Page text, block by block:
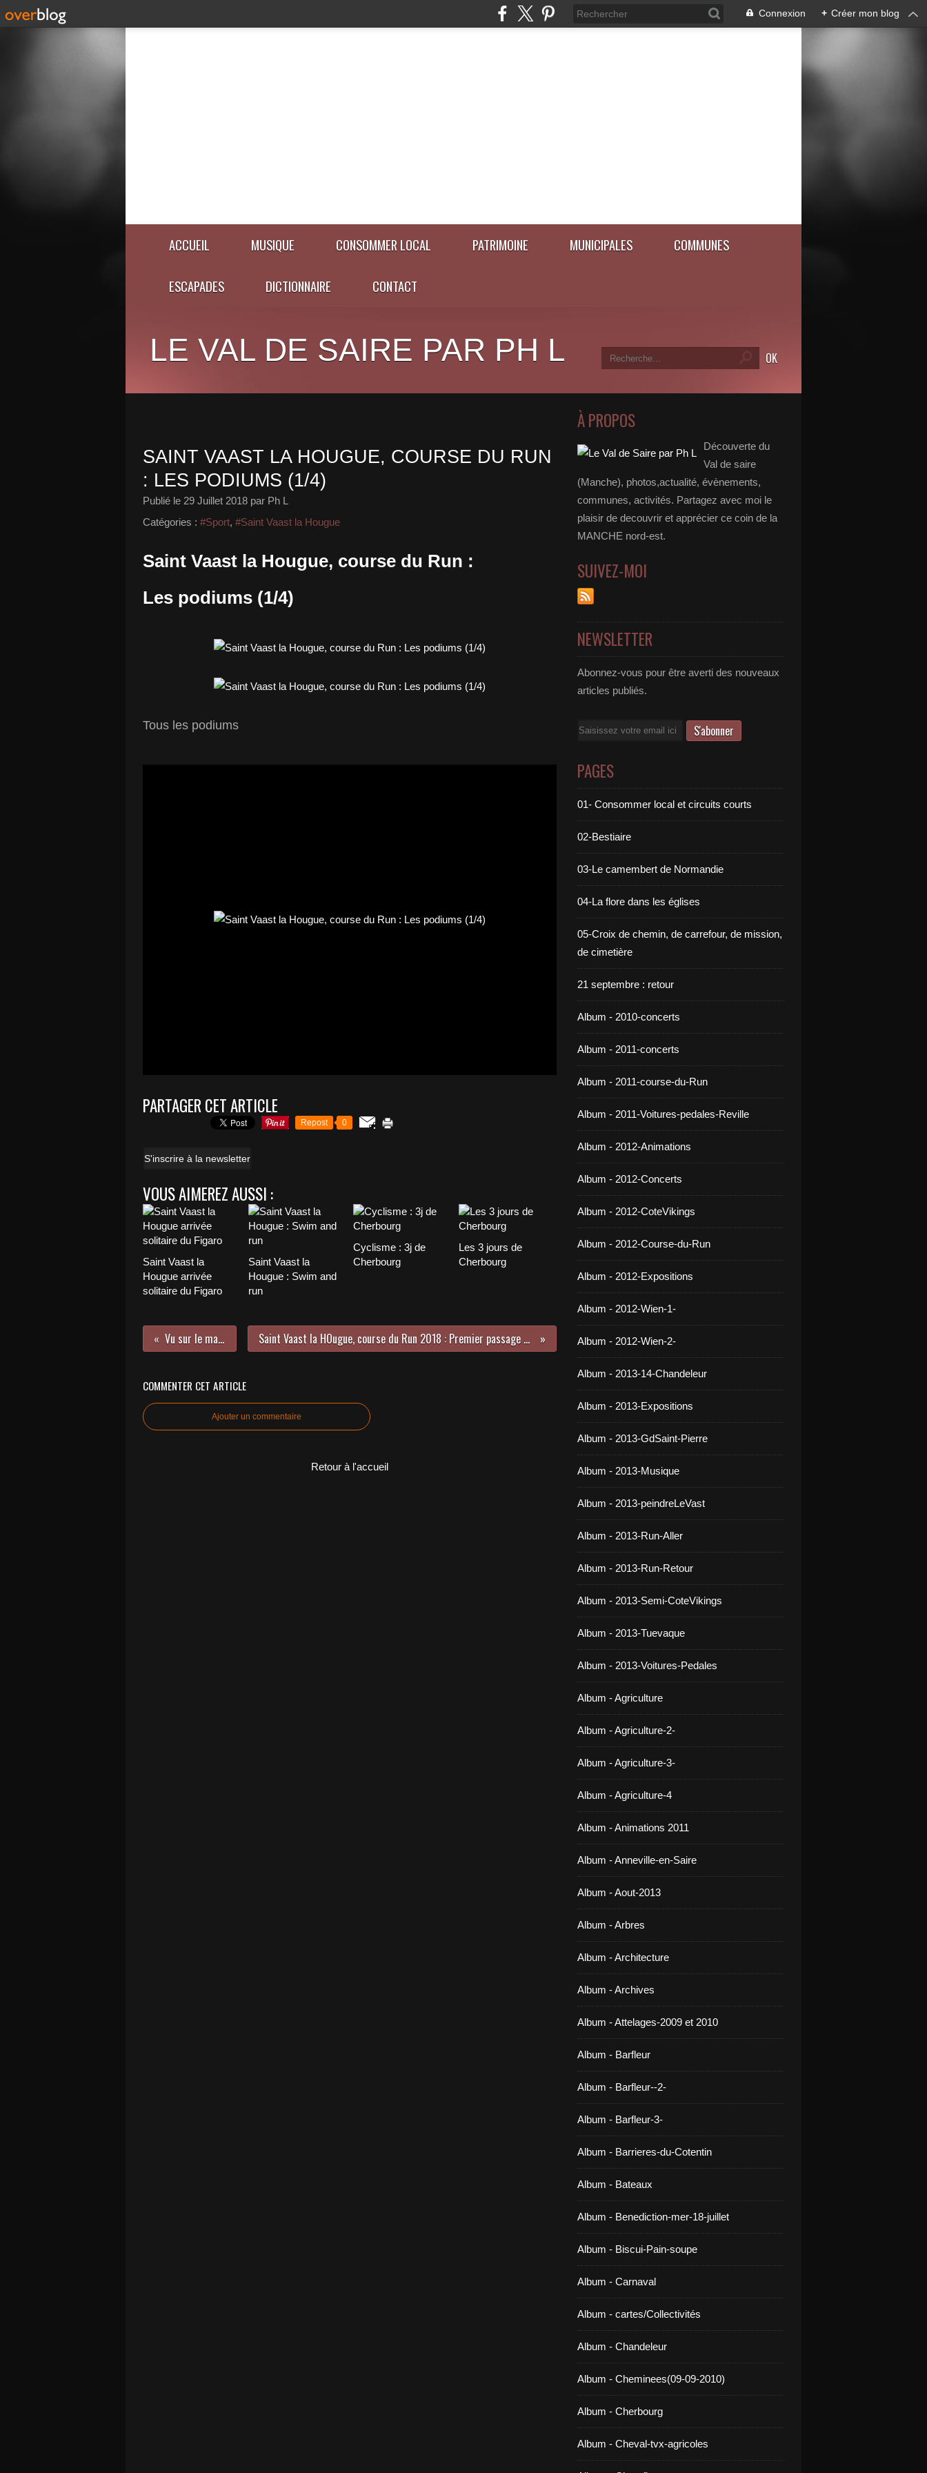
Connexion + Créer mon blog
ACCUEIL MUSIQUE CONSOMMER LOCAL PATRIMOINE MUNICIPALES COMMUNES
ESCAPADES DICTIONNAIRE CONTACT
LE VAL DE SAIRE PAR PH L
SAINT VAAST LA HOUGUE, COURSE DU RUN
: LES PODIUMS (1/4)
Publié le 29 Juillet 2018 par Ph L
Catégories : #Sport, #Saint Vaast la Hougue
Saint Vaast la Hougue, course du Run :
Les podiums (1/4)
Tous les podiums
PARTAGER CET ARTICLE
Repost 0
S'inscrire à la newsletter
VOUS AIMEREZ AUSSI :
Saint Vaast la
Hougue arrivée
solitaire du Figaro
Saint Vaast la
Hougue : Swim and
run
Cyclisme : 3j de
Cherbourg
Les 3 jours de
Cherbourg
Vu sur le marché Saint Vaast la HOugue, course du Run 2018 : Premier passage du Run (2/(4)
COMMENTER CET ARTICLE
Ajouter un commentaire
Retour à l'accueil
À PROPOS
Découverte du
Val de saire
(Manche), photos,actualité, évènements,
communes, activités. Partagez avec moi le
plaisir de decouvrir et apprécier ce coin de la
MANCHE nord-est.
SUIVEZ-MOI
NEWSLETTER
Abonnez-vous pour être averti des nouveaux
articles publiés.
Email
PAGES
01- Consommer local et circuits courts
02-Bestiaire
03-Le camembert de Normandie
04-La flore dans les églises
05-Croix de chemin, de carrefour, de mission,
de cimetière
21 septembre : retour
Album - 2010-concerts
Album - 2011-concerts
Album - 2011-course-du-Run
Album - 2011-Voitures-pedales-Reville
Album - 2012-Animations
Album - 2012-Concerts
Album - 2012-CoteVikings
Album - 2012-Course-du-Run
Album - 2012-Expositions
Album - 2012-Wien-1-
Album - 2012-Wien-2-
Album - 2013-14-Chandeleur
Album - 2013-Expositions
Album - 2013-GdSaint-Pierre
Album - 2013-Musique
Album - 2013-peindreLeVast
Album - 2013-Run-Aller
Album - 2013-Run-Retour
Album - 2013-Semi-CoteVikings
Album - 2013-Tuevaque
Album - 2013-Voitures-Pedales
Album - Agriculture
Album - Agriculture-2-
Album - Agriculture-3-
Album - Agriculture-4
Album - Animations 2011
Album - Anneville-en-Saire
Album - Aout-2013
Album - Arbres
Album - Architecture
Album - Archives
Album - Attelages-2009 et 2010
Album - Barfleur
Album - Barfleur--2-
Album - Barfleur-3-
Album - Barrieres-du-Cotentin
Album - Bateaux
Album - Benediction-mer-18-juillet
Album - Biscui-Pain-soupe
Album - Carnaval
Album - cartes/Collectivités
Album - Chandeleur
Album - Cheminees(09-09-2010)
Album - Cherbourg
Album - Cheval-tvx-agricoles